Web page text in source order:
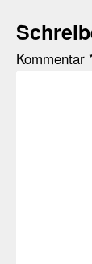
Kommentar